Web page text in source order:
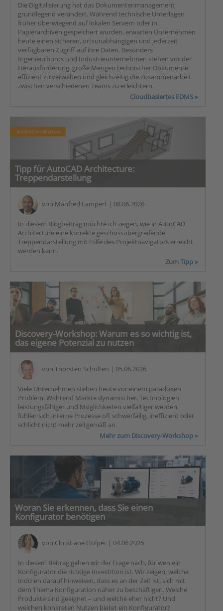
Die Digitalisierung hat das Dokumentenmanagement
grundlegend verändert. Während technische Unterlagen
früher überwiegend auf lokalen Servern oder in
Papierarchiven gespeichert wurden, erwarten Unternehmen
heute einen sicheren, ortsunabhängigen und jederzeit
verfügbaren Zugriff auf ihre Daten. Besonders
Ingenieurbüros und Industrieunternehmen stehen vor der
Herausforderung, große Mengen technischer Dokumente
effizient zu verwalten und gleichzeitig die Zusammenarbeit
zwischen verschiedenen Teams zu erleichtern.
Cloudbasiertes EDMS »
Tipp für AutoCAD Architecture:
Treppendarstellung
von Manfred Lampert | 08.06.2026
In diesem Blogbeitrag möchte ich zeigen, wie in AutoCAD
Architecture eine korrekte geschossübergreifende
Treppendarstellung mit Hilfe des Projektnavigators erreicht
werden kann.
Zum Tipp »
Discovery-Workshop: Warum es so wichtig ist,
das eigene Potenzial zu nutzen
von Thorsten Schulten | 05.06.2026
Viele Unternehmen stehen heute vor einem paradoxen
Problem: Während Märkte dynamischer, Technologien
leistungsfähiger und Möglichkeiten vielfältiger werden,
fühlen sich interne Prozesse oft schwerfällig, ineffizient oder
schlicht nicht mehr zeitgemäß an.
Mehr zum Discovery-Workshop »
Woran Sie erkennen, dass Sie einen
Konfigurator benötigen
von Christiane Hölper | 04.06.2026
In diesem Beitrag gehen wir der Frage nach, für wen ein
Konfigurator die richtige Investition ist. Wir zeigen, welche
Indizien darauf hinweisen, dass es an der Zeit ist, sich mit
dem Thema Konfiguration näher zu beschäftigen. Welche
Produkte sind geeignet – und welche eher nicht? Und
welchen konkreten Nutzen bietet ein Konfigurator?